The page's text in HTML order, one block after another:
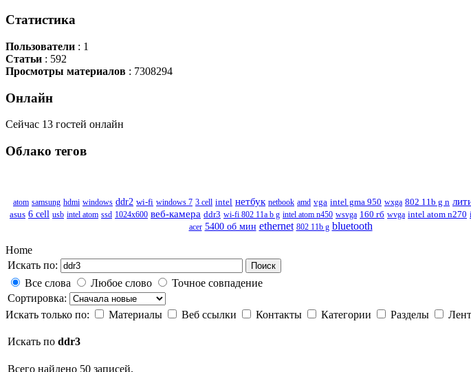
Статистика
Пользователи : 1
Статьи : 592
Просмотры материалов : 7308294
Онлайн
Сейчас 13 гостей онлайн
Облако тегов
atom samsung hdmi windows ddr2 wi-fi windows 7 3 cell intel нетбук netbook amd vga intel gma 950 wxga 802 11b g n
asus 6 cell usb intel atom ssd 1024x600 веб-камера ddr3 wi-fi 802 11a b g intel atom n450 wsvga 160 гб wvga intel atom n270
acer 5400 об мин ethernet 802 11b g bluetooth
Home
Искать по:
Поиск
Все слова Любое слово
Точное совпадение
Сортировка:
Искать только по:
Материалы Веб ссылки Контакты Категории Разделы
Искать по ddr3
Всего найдено 50 записей.